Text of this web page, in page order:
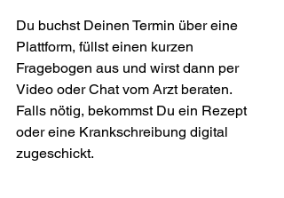
Du buchst Deinen Termin über eine
Plattform, füllst einen kurzen
Fragebogen aus und wirst dann per
Video oder Chat vom Arzt beraten.
Falls nötig, bekommst Du ein Rezept
oder eine Krankschreibung digital
zugeschickt.